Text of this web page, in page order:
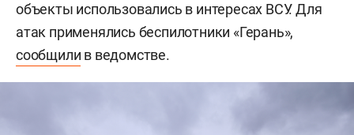
объекты использовались в интересах ВСУ. Для
атак применялись беспилотники «Герань»,
сообщили в ведомстве.